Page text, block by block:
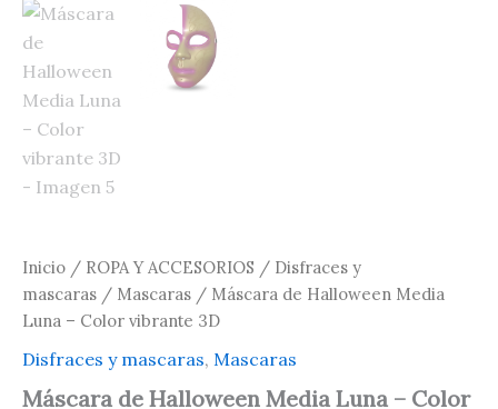
Inicio / ROPA Y ACCESORIOS / Disfraces y
mascaras / Mascaras / Máscara de Halloween Media
Luna – Color vibrante 3D
Disfraces y mascaras, Mascaras
Máscara de Halloween Media Luna – Color